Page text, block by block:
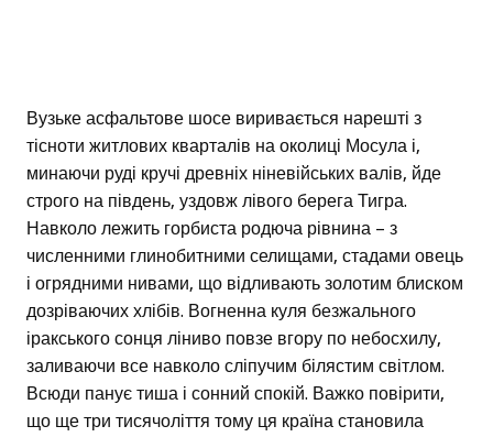
Вузьке асфальтове шосе виривається нарешті з
тісноти житлових кварталів на околиці Мосула і,
минаючи руді кручі древніх ніневійських валів, йде
строго на південь, уздовж лівого берега Тигра.
Навколо лежить горбиста родюча рівнина – з
численними глинобитними селищами, стадами овець
і огрядними нивами, що відливають золотим блиском
дозріваючих хлібів. Вогненна куля безжального
іракського сонця ліниво повзе вгору по небосхилу,
заливаючи все навколо сліпучим білястим світлом.
Всюди панує тиша і сонний спокій. Важко повірити,
що ще три тисячоліття тому ця країна становила